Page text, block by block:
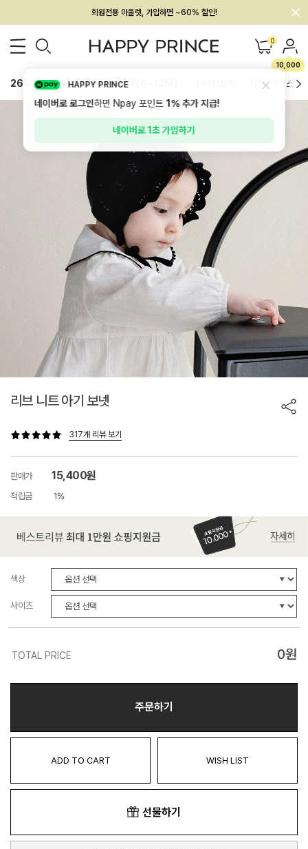
회원전용 아울렛, 가입하면 ~60% 할인!
멤버십 최대 28,000원 혜택 0
10,000
26SS 신상 BEST BABY[6~12M] 하의/레깅스
리브 니트 아기 보넷
317개 리뷰 보기
판매가 15,400원
적립금 1%
색상
사이즈
TOTAL PRICE 0원
주문하기
ADD TO CART WISH LIST
선물하기
HAPPY PRINCE
네이버로 로그인하면 Npay 포인트1%추가 지급!
네이버로 1초 가입하기